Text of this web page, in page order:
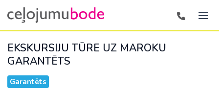
EKSKURSIJU TŪRE UZ MAROKU
GARANTĒTS
Garantēts